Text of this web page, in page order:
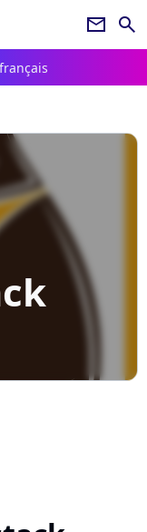
newsletter search